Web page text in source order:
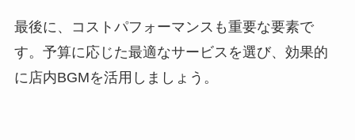
最後に、コストパフォーマンスも重要な要素で
す。予算に応じた最適なサービスを選び、効果的
に店内BGMを活用しましょう。